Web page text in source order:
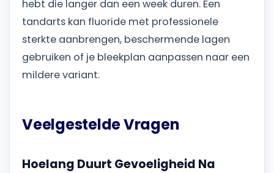
hebt die langer dan een week duren. Een
tandarts kan fluoride met professionele
sterkte aanbrengen, beschermende lagen
gebruiken of je bleekplan aanpassen naar een
mildere variant.
Veelgestelde Vragen
Hoelang Duurt Gevoeligheid Na